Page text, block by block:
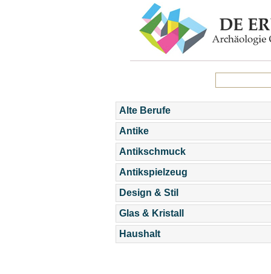
Alte Berufe
Antike
Antikschmuck
Antikspielzeug
Design & Stil
Glas & Kristall
Haushalt